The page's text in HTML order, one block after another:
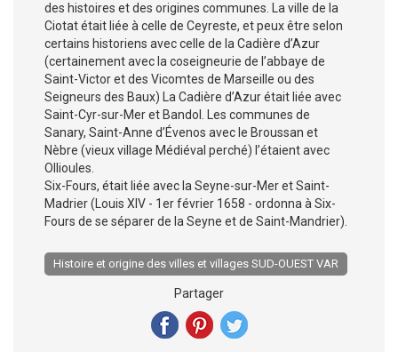
des histoires et des origines communes. La ville de la
Ciotat était liée à celle de Ceyreste, et peux être selon
certains historiens avec celle de la Cadière d’Azur
(certainement avec la coseigneurie de l’abbaye de
Saint-Victor et des Vicomtes de Marseille ou des
Seigneurs des Baux) La Cadière d’Azur était liée avec
Saint-Cyr-sur-Mer et Bandol. Les communes de
Sanary, Saint-Anne d’Évenos avec le Broussan et
Nèbre (vieux village Médiéval perché) l’étaient avec
Ollioules.
Six-Fours, était liée avec la Seyne-sur-Mer et Saint-
Madrier (Louis XIV - 1er février 1658 - ordonna à Six-
Fours de se séparer de la Seyne et de Saint-Mandrier).
Histoire et origine des villes et villages SUD-OUEST VAR
Partager